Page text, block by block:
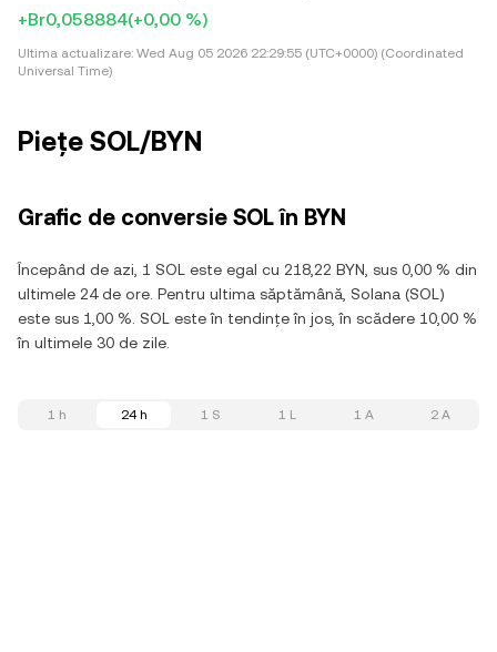
+Br0,058884(+0,00 %)
Ultima actualizare: Wed Aug 05 2026 22:29:55 (UTC+0000) (Coordinated
Universal Time)
Piețe SOL/BYN
Grafic de conversie SOL în BYN
Începând de azi, 1 SOL este egal cu 218,22 BYN, sus 0,00 % din
ultimele 24 de ore. Pentru ultima săptămână, Solana (SOL)
este sus 1,00 %. SOL este în tendințe în jos, în scădere 10,00 %
în ultimele 30 de zile.
1 h 24 h 1 S 1 L 1 A 2 A